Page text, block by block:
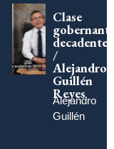
Clase
decadente
/
Alejandro
Guillén
Reyes
Alejandro
Guillén